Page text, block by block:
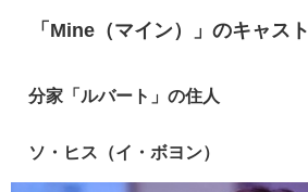
「Mine（マイン）」のキャスト
分家「ルバート」の住人
ソ・ヒス（イ・ボヨン）